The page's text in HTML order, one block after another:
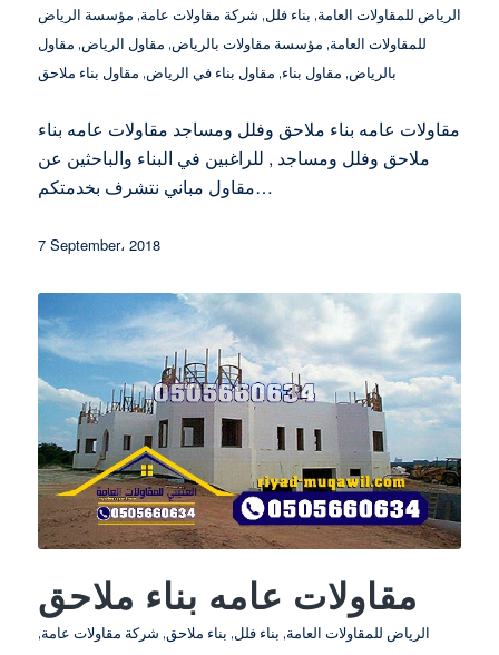
الرياض للمقاولات العامة, بناء فلل, شركة مقاولات عامة, مؤسسة الرياض
للمقاولات العامة, مؤسسة مقاولات بالرياض, مقاول الرياض, مقاول
بالرياض, مقاول بناء, مقاول بناء في الرياض, مقاول بناء ملاحق
مقاولات عامه بناء ملاحق وفلل ومساجد مقاولات عامه بناء
ملاحق وفلل ومساجد , للراغبين في البناء والباحثين عن
مقاول مباني نتشرف بخدمتكم…
7 September، 2018
مقاولات عامه بناء ملاحق
الرياض للمقاولات العامة, بناء فلل, بناء ملاحق, شركة مقاولات عامة,